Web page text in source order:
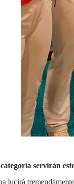
servirán
lucirá